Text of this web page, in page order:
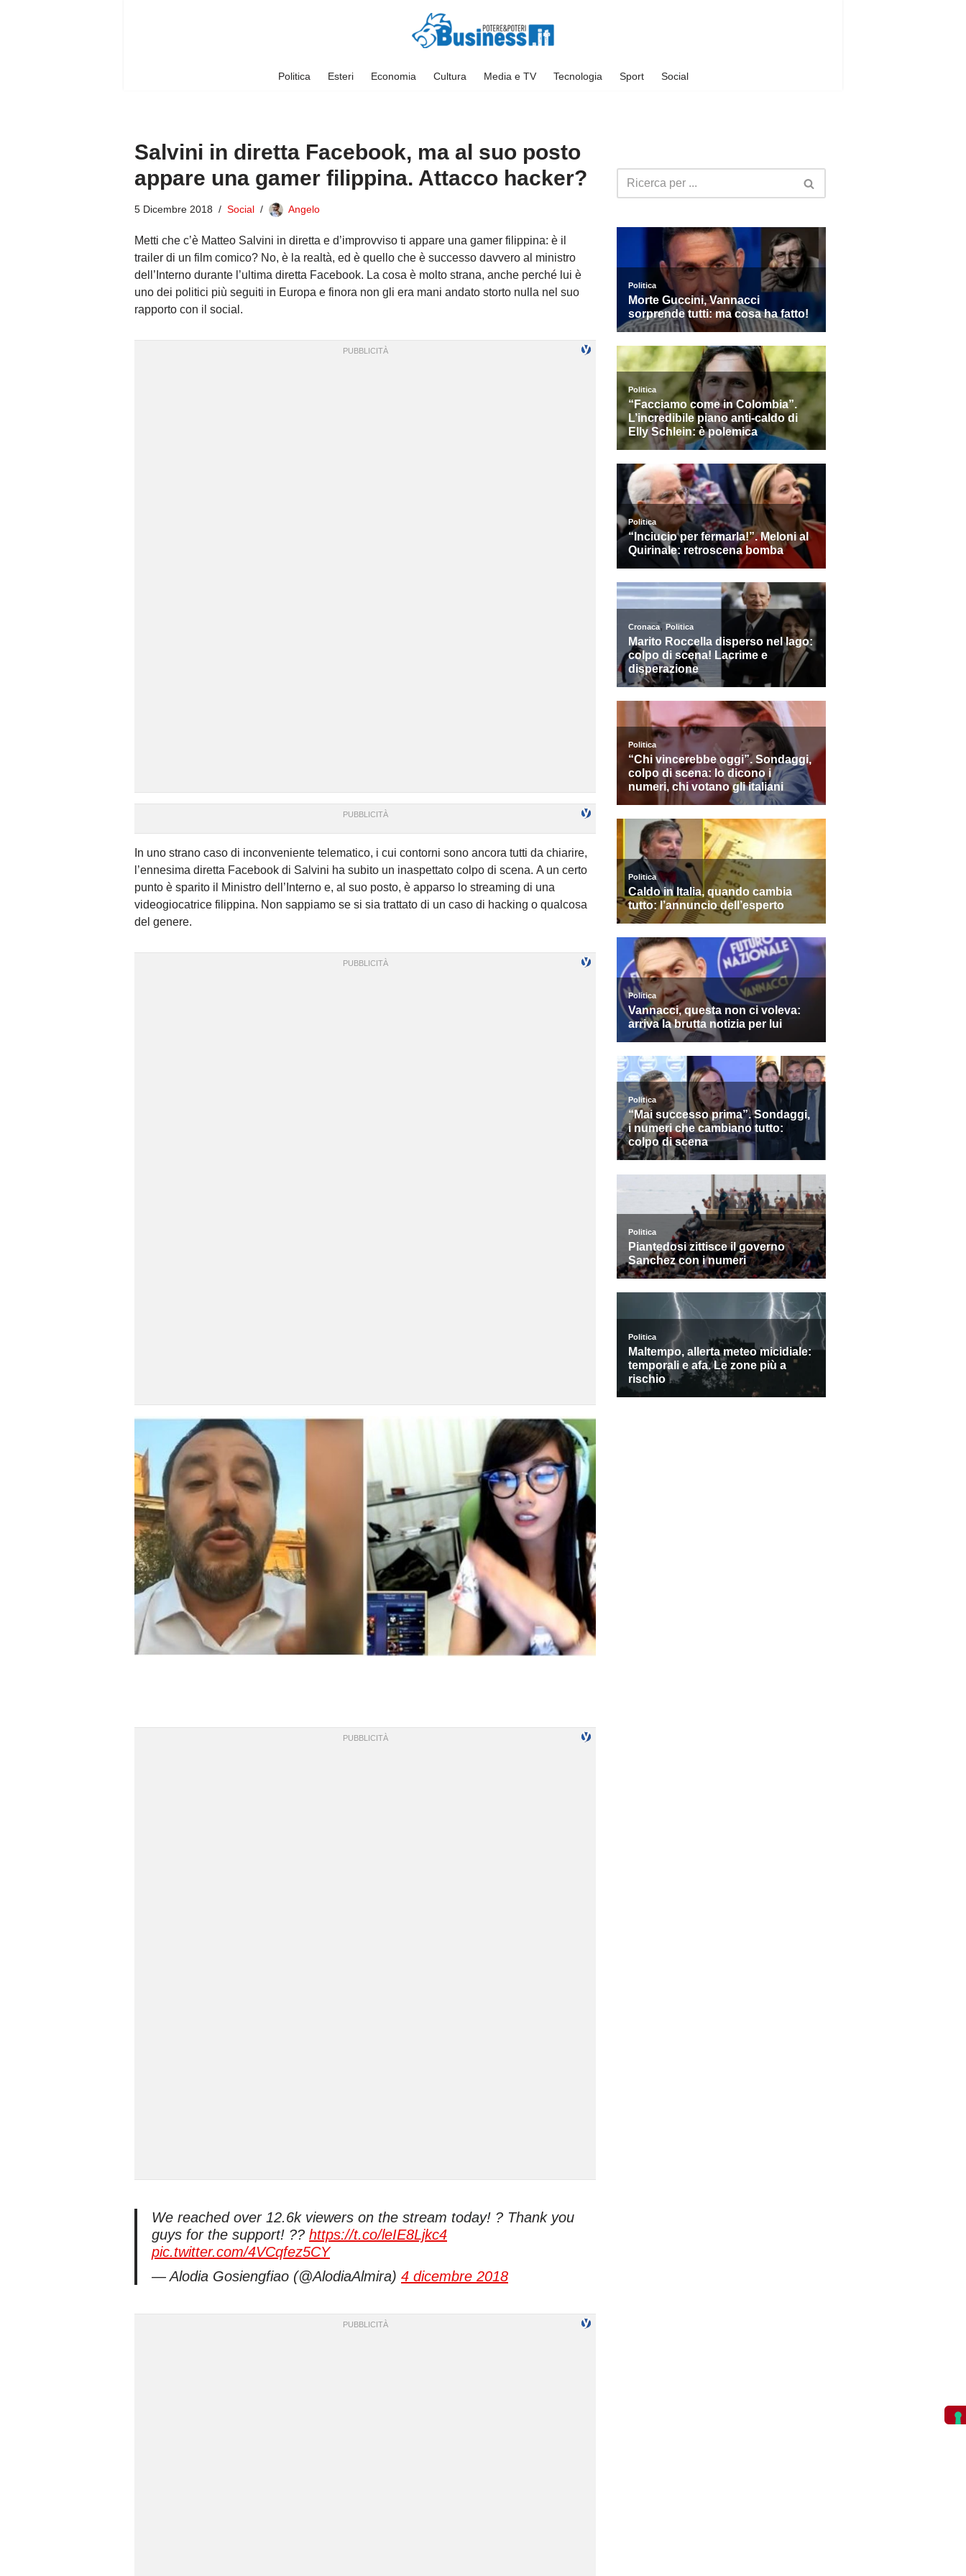
Politica Esteri Economia Cultura Media e TV Tecnologia Sport Social
Salvini in diretta Facebook, ma al suo posto
appare una gamer filippina. Attacco hacker?
5 Dicembre 2018 Social Angelo
Metti che c’è Matteo Salvini in diretta e d’improvviso ti appare una gamer filippina: è il
trailer di un film comico? No, è la realtà, ed è quello che è successo davvero al ministro
dell’Interno durante l’ultima diretta Facebook. La cosa è molto strana, anche perché lui è
uno dei politici più seguiti in Europa e finora non gli era mani andato storto nulla nel suo
rapporto con il social.
In uno strano caso di inconveniente telematico, i cui contorni sono ancora tutti da chiarire,
l’ennesima diretta Facebook di Salvini ha subito un inaspettato colpo di scena. A un certo
punto è sparito il Ministro dell’Interno e, al suo posto, è apparso lo streaming di una
videogiocatrice filippina. Non sappiamo se si sia trattato di un caso di hacking o qualcosa
del genere.
We reached over 12.6k viewers on the stream today! ? Thank you
guys for the support! ?? https://t.co/leIE8Ljkc4
pic.twitter.com/4VCqfez5CY
— Alodia Gosiengfiao (@AlodiaAlmira) 4 dicembre 2018